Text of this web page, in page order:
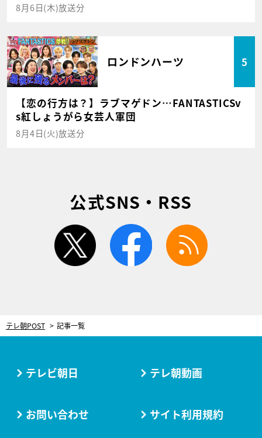
8月6日(木)放送分
ロンドンハーツ 5
【恋の行方は？】ラブマゲドン…FANTASTICSv
s紅しょうがら女芸人軍団
8月4日(火)放送分
公式SNS・RSS
twitter facebook
テレ朝POST 記事一覧
テレビ朝日 テレ朝動画
お問い合わせ サイト利用規約